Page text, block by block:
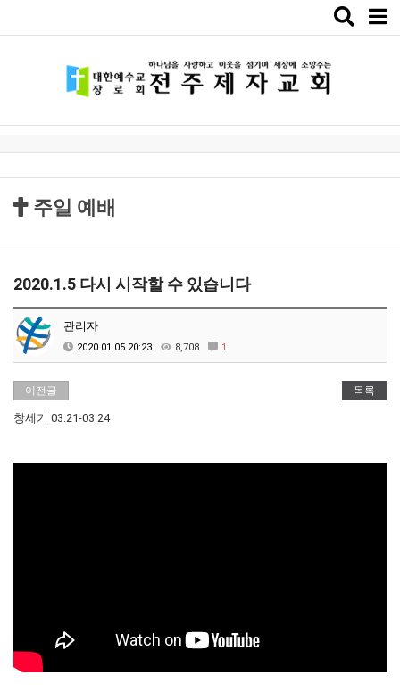
Toggle
주일 예배
2020.1.5 다시 시작할 수 있습니다
관리자
2020.01.05 20:23 8,708 1
이전글 목록
창세기 03:21-03:24